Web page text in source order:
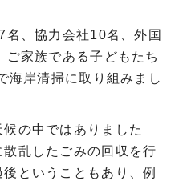
、協力会社10名、外国
ご家族である子どもたち
海岸清掃に取り組みまし
の中ではありました
乱したごみの回収を行
ということもあり、例